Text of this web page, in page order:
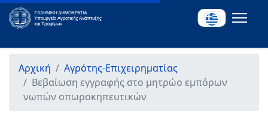
Αρχική
Αγρότης-Επιχειρηματίας
Βεβαίωση εγγραφής στο μητρώο εμπόρων
νωπών οπωροκηπευτικών